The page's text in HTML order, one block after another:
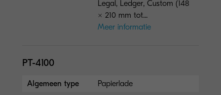
Legal, Ledger, Custom (148
× 210 mm tot...
Meer informatie
PT-4100
Algemeen type
Papierlade